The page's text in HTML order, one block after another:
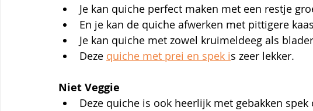
Je kan quiche perfect maken met een restje
En je kan de quiche afwerken met pittigere
Je kan quiche met zowel kruimeldeeg als
Deze quiche met prei en spek is zeer lekker.
Niet Veggie
Deze quiche is ook heerlijk met gebakken spek